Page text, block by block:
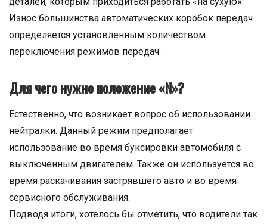
Износ большинства автоматических коробок передач
определяется установленным количеством
переключения режимов передач.
Для чего нужно положение «N»?
Естественно, что возникает вопрос об использовании
нейтралки. Данный режим предполагает
использование во время буксировки автомобиля с
выключенным двигателем. Также он используется во
время раскачивания застрявшего авто и во время
сервисного обслуживания.
Подводя итоги, хотелось бы отметить, что водители так